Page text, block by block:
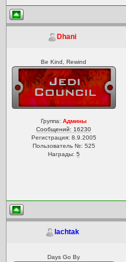
Dhani
Be Kind, Rewind
Группа: Админы
Сообщений: 16230
Регистрация: 8.9.2005
Пользователь №: 525
Награды: 5
lachtak
Days Go By